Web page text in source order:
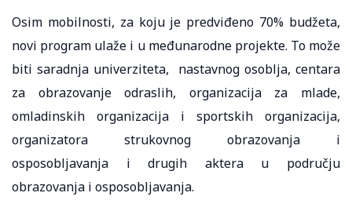
Osim mobilnosti, za koju je predviđeno 70% budžeta,
novi program ulaže i u međunarodne projekte. To može
biti saradnja univerziteta, nastavnog osoblja, centara
za obrazovanje odraslih, organizacija za mlade,
omladinskih organizacija i sportskih organizacija,
organizatora strukovnog obrazovanja i
osposobljavanja i drugih aktera u području
obrazovanja i osposobljavanja.